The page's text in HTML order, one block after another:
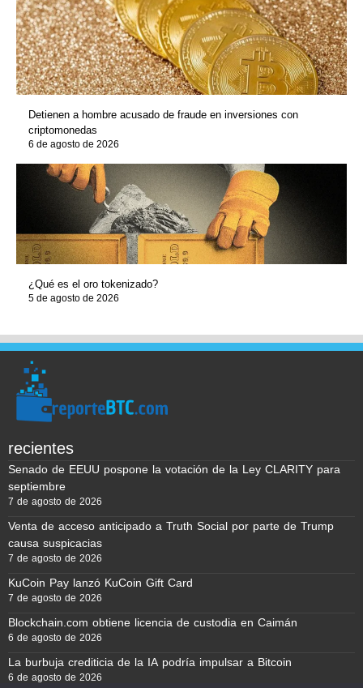
Detienen a hombre acusado de fraude en inversiones con
criptomonedas
6 de agosto de 2026
¿Qué es el oro tokenizado?
5 de agosto de 2026
recientes
Senado de EEUU pospone la votación de la Ley CLARITY para
septiembre
7 de agosto de 2026
Venta de acceso anticipado a Truth Social por parte de Trump
causa suspicacias
7 de agosto de 2026
KuCoin Pay lanzó KuCoin Gift Card
7 de agosto de 2026
Blockchain.com obtiene licencia de custodia en Caimán
6 de agosto de 2026
La burbuja crediticia de la IA podría impulsar a Bitcoin
6 de agosto de 2026